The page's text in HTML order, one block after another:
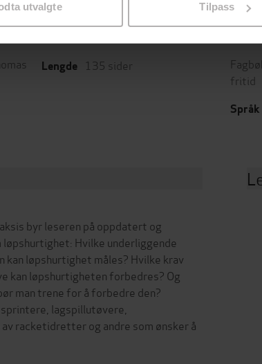
utvalgte Tilpass
Lengde 135 sider
fritid
Språk
byr leseren på oppdatert og
Hvilke underliggende
løpshurtighet måles? Hvilke krav
kan løpshurtigheten forbedres? Og
man trene for å forbedre den?
lagspillutøvere,
racketidretter og andre som ønsker å